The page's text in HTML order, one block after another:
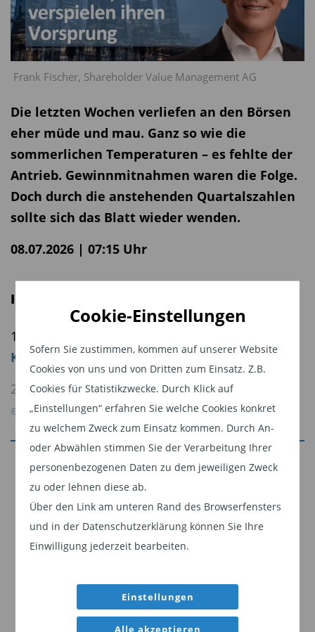
Cookie-Einstellungen
Sofern Sie zustimmen, kommen auf unserer Website
Cookies von uns und von Dritten zum Einsatz. Z.B.
Cookies für Statistikzwecke. Durch Klick auf
„Einstellungen“ erfahren Sie welche Cookies konkret
zu welchem Zweck zum Einsatz kommen. Durch An-
oder Abwählen stimmen Sie der Verarbeitung Ihrer
personenbezogenen Daten zu dem jeweiligen Zweck
zu oder lehnen diese ab.
Über den Link am unteren Rand des Browserfensters
und in der Datenschutzerklärung können Sie Ihre
Einwilligung jederzeit bearbeiten.
Einstellungen
Alle akzeptieren
Frank Fischer, Shareholder Value Management AG
Die letzten Wochen verliefen an den Börsen
eher müde und mau. Ganz so wie die
sommerlichen Temperaturen – es fehlte der
Antrieb. Gewinnmitnahmen waren die Folge.
Doch durch die anstehenden Quartalszahlen
sollte sich das Blatt wieder wenden.
08.07.2026 | 07:15 Uhr
Inhaltsverzeichnis
1.
Kursverlusten
2.
S&P 500: Gewinnwachstum von 23 Prozent
erwartet – Big-Tech hinkt hinterher
3.
2027-Prognose: Der breite Markt wird die
Big 7 outperformen
Einkaufsmanagerindex signalisiert
Stimmungsaufhellung
Gewinnmitnahmen führen zu massiven
Man kann es auch anders ausdrücken: Es wurde
reichlich Luft aus den hochbewerteten Big-Tech-
Jetzt weiterlesen
Dieser Inhalt ist für professionelle Anleger
bestimmt. Mit Klick auf "Weiter" bestätigen
Sie, dass Sie ein professioneller Anleger sind
und stimmen unsererDatenschutzerklärung
Weiter